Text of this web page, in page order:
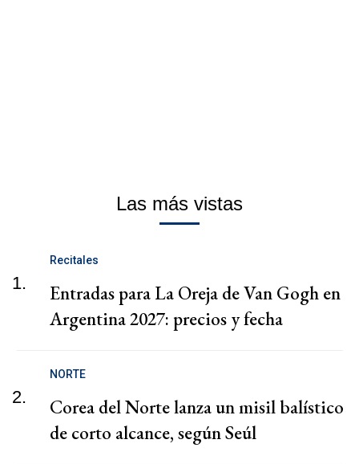
Las más vistas
1.
Recitales
Entradas para La Oreja de Van Gogh en
Argentina 2027: precios y fecha
2.
NORTE
Corea del Norte lanza un misil balístico
de corto alcance, según Seúl